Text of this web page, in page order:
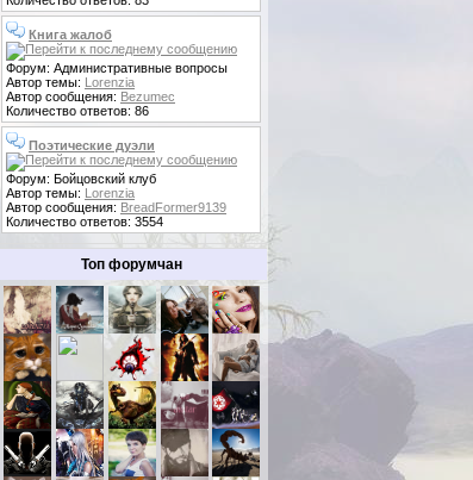
Книга жалоб
Форум: Административные вопросы
Автор темы: Lorenzia
Автор сообщения: Bezumec
Количество ответов: 86
Поэтические дуэли
Форум: Бойцовский клуб
Автор темы: Lorenzia
Автор сообщения: BreadFormer9139
Количество ответов: 3554
Топ форумчан